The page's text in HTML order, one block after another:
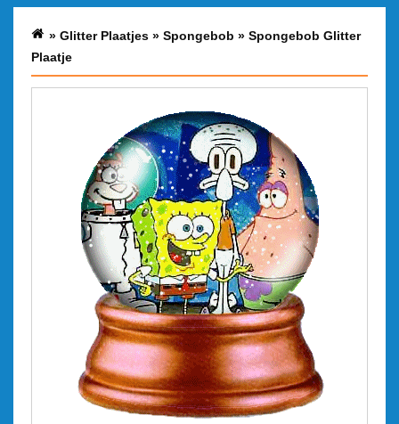
» Glitter Plaatjes » Spongebob » Spongebob Glitter
Plaatje